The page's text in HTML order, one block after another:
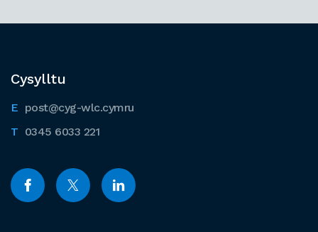
Cysylltu
post@cyg-wlc.cymru
0345 6033 221